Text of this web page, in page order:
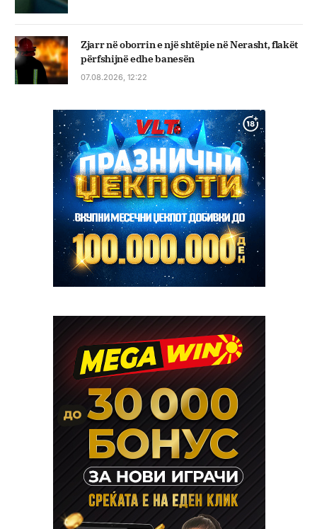
Zjarr në oborrin e një shtëpie në Nerasht, flakët
përfshijnë edhe banesën
07.08.2026, 12:22